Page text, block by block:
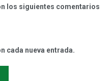
los siguientes comentarios
cada nueva entrada.